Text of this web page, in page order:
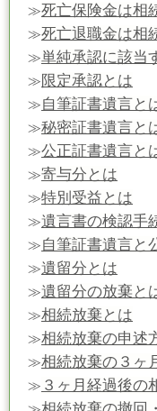
≫死亡保険金は相
≫死亡退職金は相
≫単純承認に該当
≫限定承認とは
≫自筆証書遺言と
≫秘密証書遺言と
≫公正証書遺言と
≫寄与分とは
≫特別受益とは
≫遺言書の検認手
≫自筆証書遺言と
≫遺留分とは
≫遺留分の放棄と
≫相続放棄とは
≫相続放棄の申述
≫相続放棄の３ヶ
≫ ３ヶ月経過後の